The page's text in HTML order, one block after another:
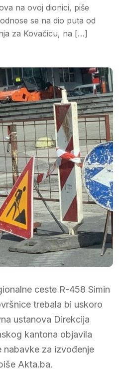
na ovoj dionici, piše
se na dio puta od
za Kovačicu, na […]
ceste R-458 Simin
trebala bi uskoro
ustanova Direkcija
kantona objavila
nabavke za izvođenje
Akta.ba.